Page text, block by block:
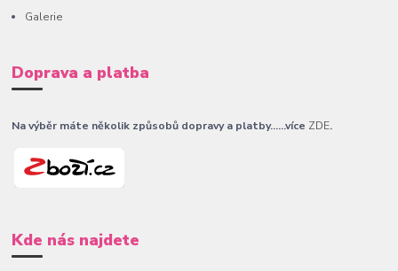
Galerie
Doprava a platba
Na výběr máte několik způsobů dopravy a platby......více ZDE.
Kde nás najdete